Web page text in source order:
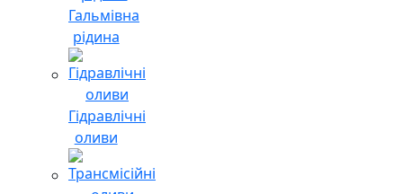
Гальмівна
рідина
Гідравлічні
оливи